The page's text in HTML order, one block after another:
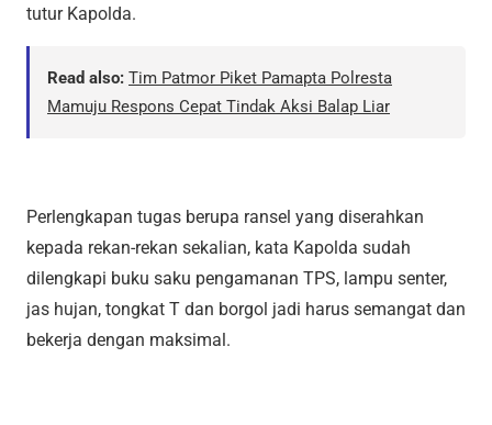
tutur Kapolda.
Read also: Tim Patmor Piket Pamapta Polresta
Mamuju Respons Cepat Tindak Aksi Balap Liar
Perlengkapan tugas berupa ransel yang diserahkan
kepada rekan-rekan sekalian, kata Kapolda sudah
dilengkapi buku saku pengamanan TPS, lampu senter,
jas hujan, tongkat T dan borgol jadi harus semangat dan
bekerja dengan maksimal.